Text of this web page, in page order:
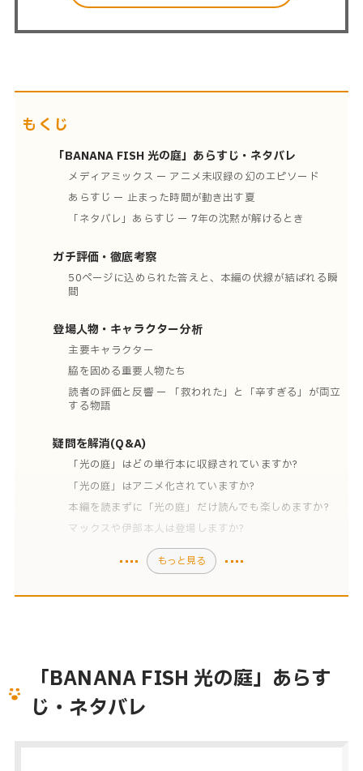
もくじ
「BANANA FISH 光の庭」あらすじ・ネタバレ
メディアミックス ー アニメ未収録の幻のエピソード
あらすじ ー 止まった時間が動き出す夏
「ネタバレ」あらすじ ー 7年の沈黙が解けるとき
ガチ評価・徹底考察
50ページに込められた答えと、本編の伏線が結ばれる瞬
間
登場人物・キャラクター分析
主要キャラクター
脇を固める重要人物たち
読者の評価と反響 ー 「救われた」と「辛すぎる」が両立
する物語
疑問を解消(Q&A)
「光の庭」はどの単行本に収録されていますか?
「光の庭」はアニメ化されていますか?
本編を読まずに「光の庭」だけ読んでも楽しめますか?
マックスや伊部本人は登場しますか?
もっと見る
「BANANA FISH 光の庭」あらす
じ・ネタバレ